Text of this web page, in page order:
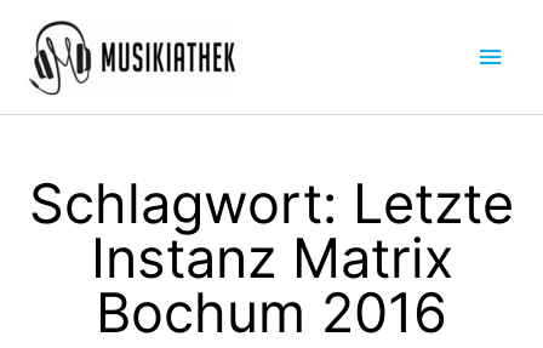
Inhalt
springen
Schlagwort: Letzte
Instanz Matrix
Bochum 2016